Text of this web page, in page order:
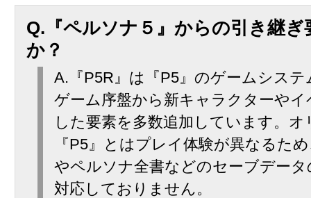
Q.『ペルソナ５』からの引き継ぎ
か？
A.『P5R』は『P5』のゲームシス
ゲーム序盤から新キャラクターや
した要素を多数追加しています。
『P5』とはプレイ体験が異なるた
やペルソナ全書などのセーブデー
対応しておりません。